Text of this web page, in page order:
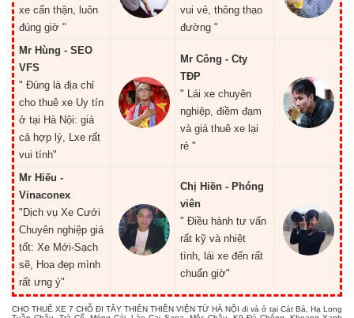
xe cẩn thận, luôn
đúng giờ "
vui vẻ, thông thạo
đường "
Mr Hùng - SEO
VFS
" Đúng là địa chỉ
cho thuê xe Uy tín
ở tại Hà Nội: giá
cả hợp lý, Lxe rất
vui tính"
Mr Công - Cty
TĐP
" Lái xe chuyên
nghiệp, điềm đạm
và giá thuê xe lại
rẻ "
Mr Hiếu -
Vinaconex
"Dịch vụ Xe Cưới
Chuyên nghiệp giá
tốt: Xe Mới-Sạch
sẽ, Hoa đẹp mình
rất ưng ý"
Chị Hiền - Phóng
viên
" Điều hành tư vấn
rất kỹ và nhiệt
tình, lái xe đến rất
chuẩn giờ"
CHO THUÊ XE 7 CHỖ ĐI TÂY THIÊN THIỀN VIỆN TỪ HÀ NỘI đi và ở tại Cát Bà, Hạ Long